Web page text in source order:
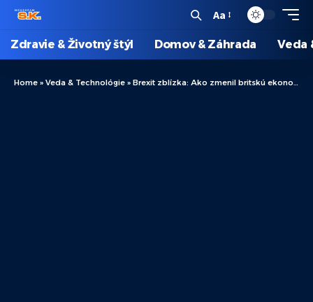
Aa
Zdravie & Životný štýl Domov & Záhrada Veda
Home » Veda & Technológie » Brexit zblízka: Ako zmenil britskú ekonomiku, spoločnosť a bežný život Angličanov